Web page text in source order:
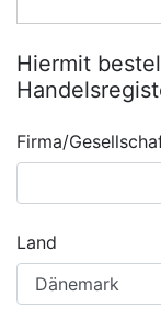
Hiermit
Firma/
Land